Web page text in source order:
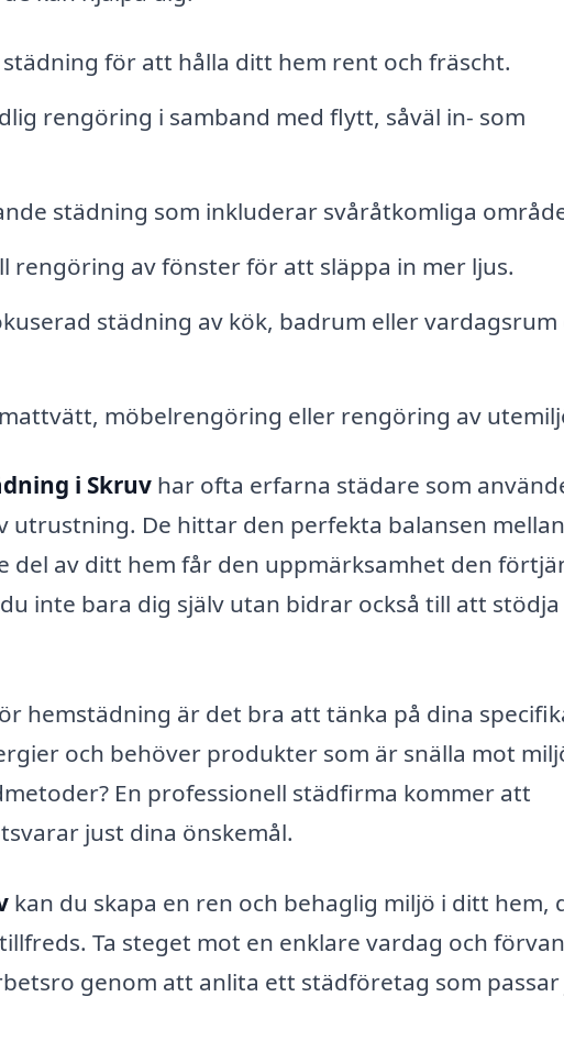
för att hålla ditt hem rent och fräscht.
rengöring i samband med flytt, såväl in- som
städning som inkluderar svåråtkomliga
rengöring av fönster för att släppa in mer ljus.
städning av kök, badrum eller
möbelrengöring eller rengöring av
i Skruv har ofta erfarna städare som
De hittar den perfekta balansen mellan
del av ditt hem får den uppmärksamhet den
inte bara dig själv utan bidrar också till att stödja
hemstädning är det bra att tänka på dina
och behöver produkter som är snälla mot
En professionell städfirma kommer att
just dina önskemål.
kan du skapa en ren och behaglig miljö i ditt hem,
Ta steget mot en enklare vardag och
genom att anlita ett städföretag som